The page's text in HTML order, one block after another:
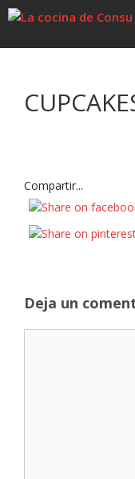
Saltar
Saltar
Compartir...
Deja un